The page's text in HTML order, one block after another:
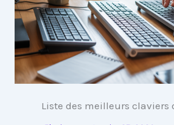
Liste des meilleurs claviers